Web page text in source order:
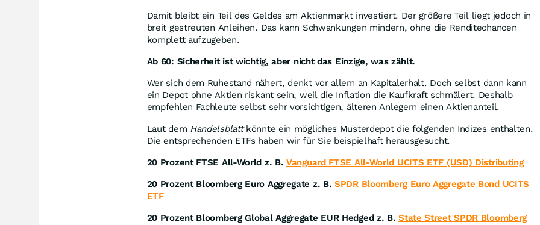
Damit bleibt ein Teil des Geldes am Aktienmarkt investiert. Der größere Teil liegt jedoch in
breit gestreuten Anleihen. Das kann Schwankungen mindern, ohne die Renditechancen
komplett aufzugeben.
Ab 60: Sicherheit ist wichtig, aber nicht das Einzige, was zählt.
Wer sich dem Ruhestand nähert, denkt vor allem an Kapitalerhalt. Doch selbst dann kann
ein Depot ohne Aktien riskant sein, weil die Inflation die Kaufkraft schmälert. Deshalb
empfehlen Fachleute selbst sehr vorsichtigen, älteren Anlegern einen Aktienanteil.
Laut dem Handelsblattkönnte ein mögliches Musterdepot die folgenden Indizes enthalten.
Die entsprechenden ETFs haben wir für Sie beispielhaft herausgesucht.
20 Prozent FTSE All-World z. B.Vanguard FTSE All-World UCITS ETF (USD) Distributing
20 Prozent Bloomberg Euro Aggregate z. B.SPDR Bloomberg Euro Aggregate Bond UCITS
ETF
20 Prozent Bloomberg Global Aggregate EUR Hedged z. B.State Street SPDR Bloomberg